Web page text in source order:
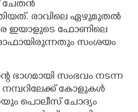
രാവിലെ ഏഴുമുതൽ
ഇയാളുടെ ഫോണിലെ
സംശയം
ഭാഗമായി സംഭവം നടന്ന
നമ്പറിലേക്ക് കോളുകൾ
പൊലീസ് ചോദ്യം